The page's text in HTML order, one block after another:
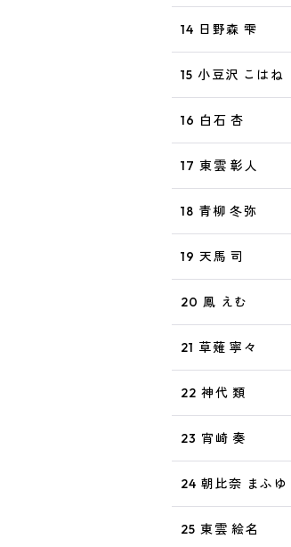
14 日野森 雫
15 小豆沢 こはね
16 白石 杏
17 東雲 彰人
18 青柳 冬弥
19 天馬 司
20 鳳 えむ
21 草薙 寧々
22 神代 類
23 宵崎 奏
24 朝比奈 まふゆ
25 東雲 絵名